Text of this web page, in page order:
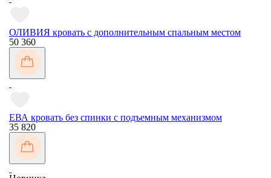
ОЛИВИЯ кровать с дополнительным спальным местом
50 360
ЕВА кровать без спинки с подъемным механизмом
35 820